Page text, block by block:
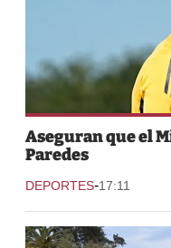
Aseguran que el
Paredes
DEPORTES-17:11